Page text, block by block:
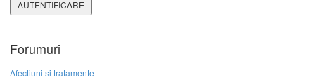
AUTENTIFICARE
Forumuri
Afectiuni si tratamente